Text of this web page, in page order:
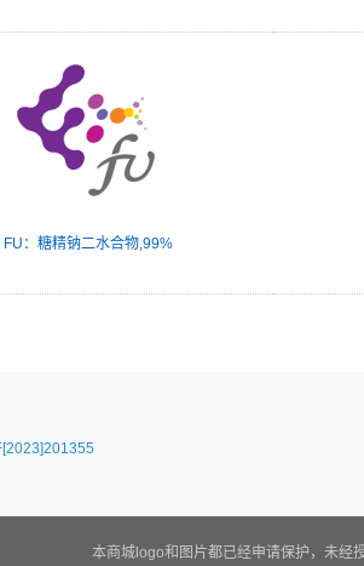
FU：糖精钠二水合物,99%
本商城logo和图片都已经申请保护，未经